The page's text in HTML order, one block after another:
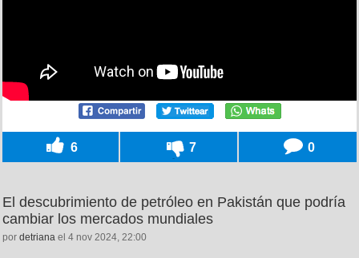
6 7 0
El descubrimiento de petróleo en Pakistán que podría
cambiar los mercados mundiales
por detriana el 4 nov 2024, 22:00